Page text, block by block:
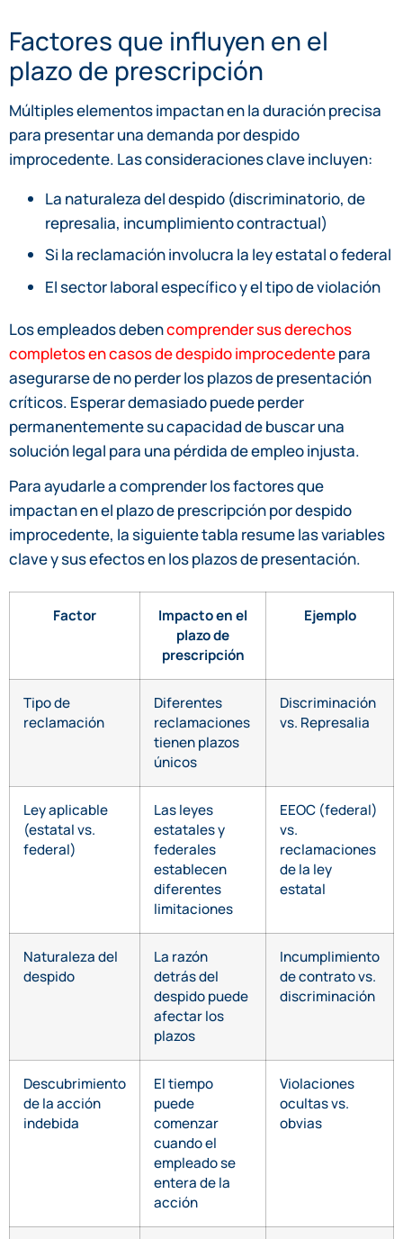
Factores que influyen en el
plazo de prescripción
Múltiples elementos impactan en la duración precisa
para presentar una demanda por despido
improcedente. Las consideraciones clave incluyen:
La naturaleza del despido (discriminatorio, de
represalia, incumplimiento contractual)
Si la reclamación involucra la ley estatal o federal
El sector laboral específico y el tipo de violación
Los empleados debencomprender sus derechos
completos en casos de despido improcedentepara
asegurarse de no perder los plazos de presentación
críticos. Esperar demasiado puede perder
permanentemente su capacidad de buscar una
solución legal para una pérdida de empleo injusta.
Para ayudarle a comprender los factores que
impactan en el plazo de prescripción por despido
improcedente, la siguiente tabla resume las variables
clave y sus efectos en los plazos de presentación.
Factor
Impacto en el
plazo de
prescripción
Ejemplo
Tipo de
reclamación
Diferentes
reclamaciones
tienen plazos
únicos
Discriminación
vs. Represalia
Ley aplicable
(estatal vs.
federal)
Las leyes
estatales y
federales
establecen
diferentes
limitaciones
EEOC (federal)
vs.
reclamaciones
de la ley
estatal
Naturaleza del
despido
La razón
detrás del
despido puede
afectar los
plazos
Incumplimiento
de contrato vs.
discriminación
Descubrimiento
de la acción
indebida
El tiempo
puede
comenzar
cuando el
empleado se
entera de la
acción
Violaciones
ocultas vs.
obvias